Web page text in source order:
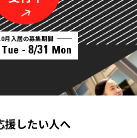
月入居の募集期間
Tue - 8/31 Mon
援したい人へ